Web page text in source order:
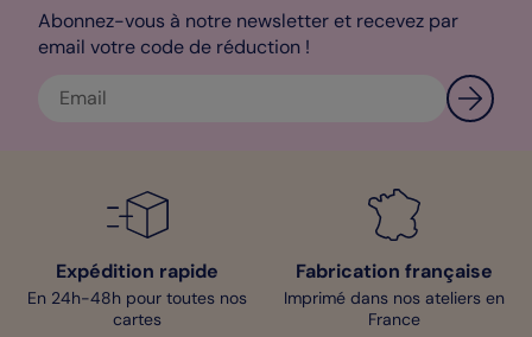
plus qu’à nous indiquer la ou les adresses d’expédition. Cette
carte de remerciements est disponible en plusieurs formats :
format préféré.
Abonnez-vous à notre newsletter et recevez par
email votre code de réduction !
Expédition rapide
En 24h-48h pour toutes nos
cartes
Fabrication française
Imprimé dans nos ateliers en
France